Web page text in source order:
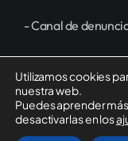
Utilizamos cookies
nuestra web.
Puedes aprender
desactivarlas en los
- Canal de